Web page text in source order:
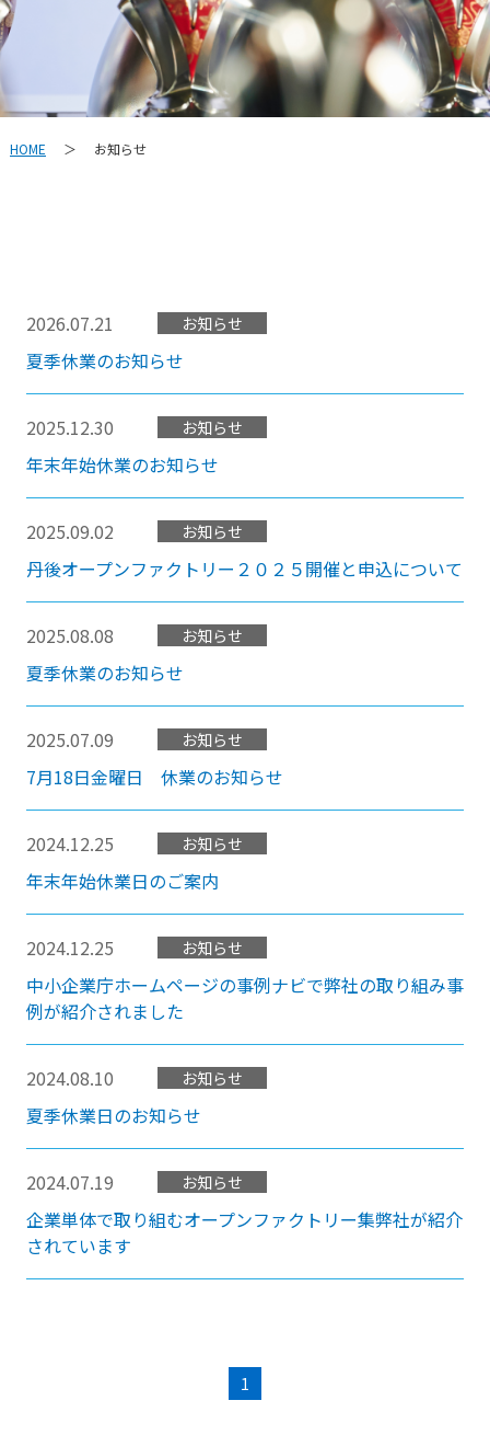
HOME ＞ お知らせ
2026.07.21 お知らせ
夏季休業のお知らせ
2025.12.30 お知らせ
年末年始休業のお知らせ
2025.09.02 お知らせ
丹後オープンファクトリー２０２５開催と申込について
2025.08.08 お知らせ
夏季休業のお知らせ
2025.07.09 お知らせ
7月18日金曜日 休業のお知らせ
2024.12.25 お知らせ
年末年始休業日のご案内
2024.12.25 お知らせ
中小企業庁ホームページの事例ナビで弊社の取り組み事
例が紹介されました
2024.08.10 お知らせ
夏季休業日のお知らせ
2024.07.19 お知らせ
企業単体で取り組むオープンファクトリー集弊社が紹介
されています
1